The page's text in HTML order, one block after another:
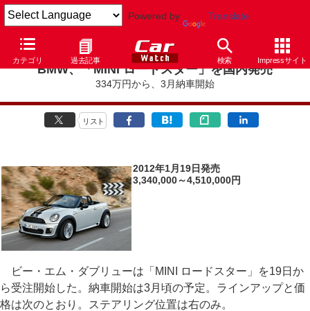
Powered by Translate
カテゴリ 過去記事 検索 Impressサイト
BMW、「MINI ロードスター」を国内発売
334万円から、3月納車開始
リスト
2012年1月19日発売
3,340,000～4,510,000円
ビー・エム・ダブリューは「MINI ロードスター」を19日か
ら受注開始した。納車開始は3月頃の予定。ラインアップと価
格は次のとおり。ステアリング位置は右のみ。